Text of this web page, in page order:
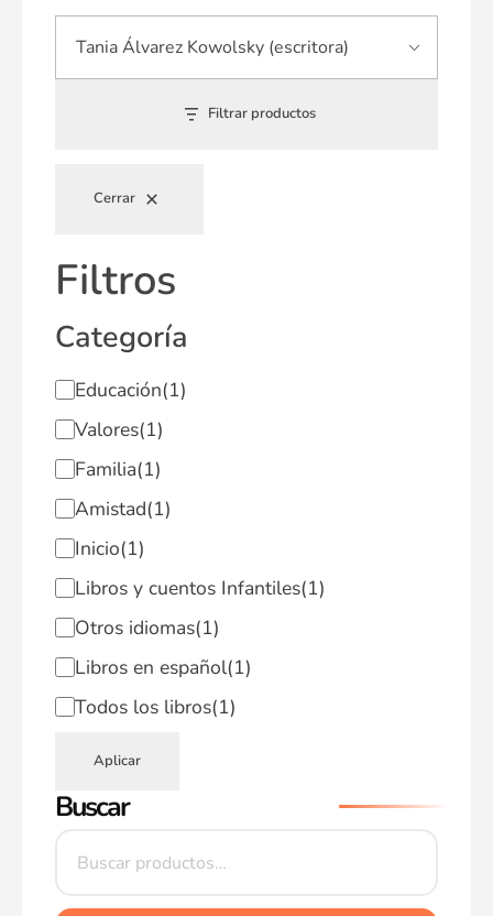
Filtrar productos
Cerrar
Filtros
Categoría
Educación(1)
Valores(1)
Familia(1)
Amistad(1)
Inicio(1)
Libros y cuentos Infantiles(1)
Otros idiomas(1)
Libros en español(1)
Todos los libros(1)
Aplicar
Buscar